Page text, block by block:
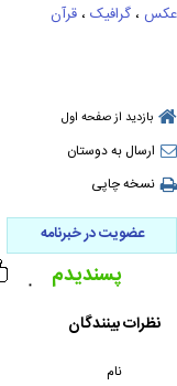
عکس ، گرافیک ، قرآن
بازدید از صفحه اول
ارسال به دوستان
نسخه چاپی
عضویت در خبرنامه
۰ پسندیدم
نظرات بینندگان
نام